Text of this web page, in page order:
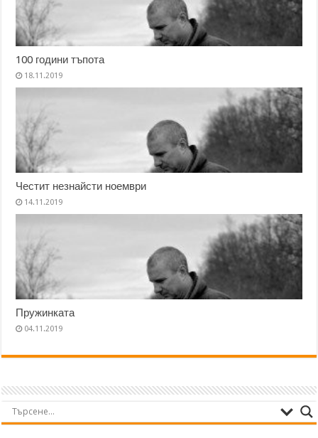
100 години тъпота
18.11.2019
Честит незнайсти ноември
14.11.2019
Пружинката
04.11.2019